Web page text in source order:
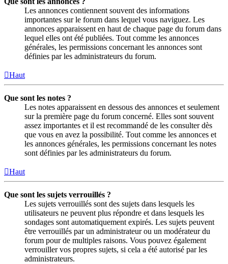
Les annonces contiennent souvent des informations
importantes sur le forum dans lequel vous naviguez. Les
annonces apparaissent en haut de chaque page du forum dans
lequel elles ont été publiées. Tout comme les annonces
générales, les permissions concernant les annonces sont
définies par les administrateurs du forum.
Haut
Que sont les notes ?
Les notes apparaissent en dessous des annonces et seulement
sur la première page du forum concerné. Elles sont souvent
assez importantes et il est recommandé de les consulter dès
que vous en avez la possibilité. Tout comme les annonces et
les annonces générales, les permissions concernant les notes
sont définies par les administrateurs du forum.
Haut
Que sont les sujets verrouillés ?
Les sujets verrouillés sont des sujets dans lesquels les
utilisateurs ne peuvent plus répondre et dans lesquels les
sondages sont automatiquement expirés. Les sujets peuvent
être verrouillés par un administrateur ou un modérateur du
forum pour de multiples raisons. Vous pouvez également
verrouiller vos propres sujets, si cela a été autorisé par les
administrateurs.